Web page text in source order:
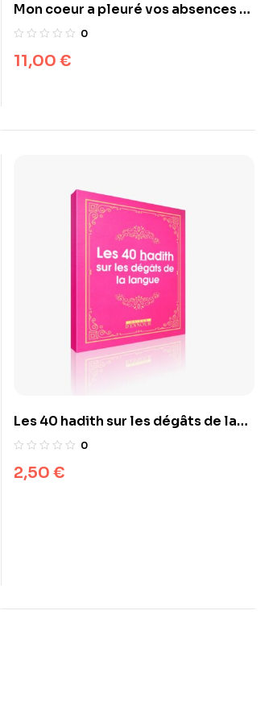
Mon coeur a pleuré vos absences –
Dorothée Jouwayriya Finet –
0
11,00 €
Les 40 hadith sur les dégâts de la
langue
0
2,50 €